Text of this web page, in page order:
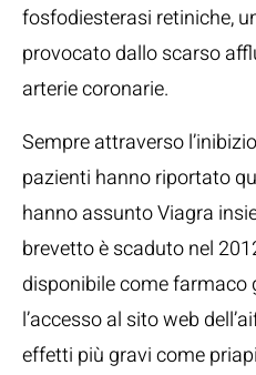
fosfodiesterasi retiniche,
provocato dallo scarso
arterie coronarie.
Sempre attraverso
pazienti hanno riportato
hanno assunto Viagra
brevetto è scaduto nel
disponibile come farmaco
l’accesso al sito web
effetti più gravi come